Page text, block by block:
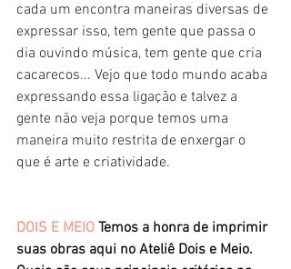
cada um encontra maneiras diversas de
expressar isso, tem gente que passa o
dia ouvindo música, tem gente que cria
cacarecos... Vejo que todo mundo acaba
expressando essa ligação e talvez a
gente não veja porque temos uma
maneira muito restrita de enxergar o
que é arte e criatividade.
DOIS E MEIO Temos a honra de imprimir
suas obras aqui no Ateliê Dois e Meio.